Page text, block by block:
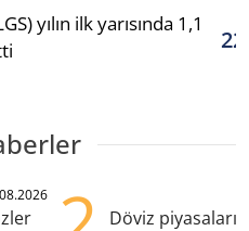
yılın ilk yarısında 1,1
Döviz